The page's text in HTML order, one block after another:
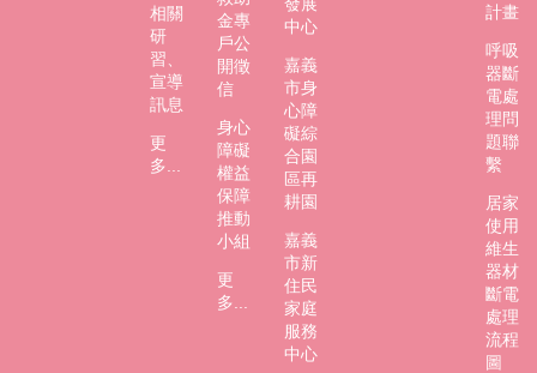
相關
研
習、
宣導
訊息
更
多...
金專
戶公
開徵
信
身心
障礙
權益
保障
推動
小組
更
多...
中心
嘉義
市身
心障
礙綜
合園
區再
耕園
嘉義
市新
住民
家庭
服務
中心
計畫
呼吸
器斷
電處
理問
題聯
繫
居家
使用
維生
器材
斷電
處理
流程
圖